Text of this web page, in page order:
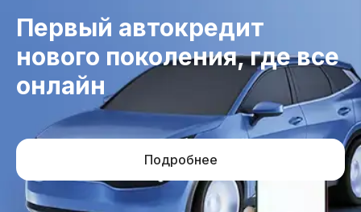
Первый автокредит
нового поколения, где все
онлайн
Подробнее